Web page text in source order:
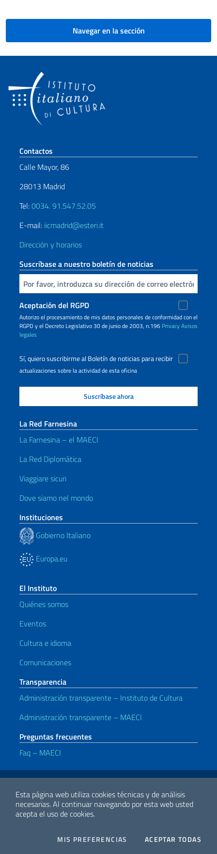
Esta página web utiliza cookies técnicas y de análisis
necesarias.Al continuar navegando por esta web usted
acepta el uso de cookies.
MIS PREFERENCIAS COOKIESACEPTAR TODAS
Navegar en la sección
Sezione footer
Contactos
Calle Mayor, 86
28013 Madrid
Tel:0034. 91.547.52.05
E-mail: iicmadrid@esteri.it
Dirección y horarios
Suscríbase a nuestro boletín de noticias
Inserta tu correo electronico
Aceptación del RGPD
Autorizo ​​el procesamiento de mis datos personales de conformidad con el
RGPD y el Decreto Legislativo 30 de junio de 2003, n.196 PrivacyAvisos
legales
Sí, quiero suscribirme al Boletín de noticias para recibir
actualizaciones sobre la actividad de esta oficina
La Red Farnesina
La Farnesina – el MAECI
La Red Diplomática
Viaggiare sicuri
Dove siamo nel mondo
Instituciones
Gobierno Italiano
Europa.eu
El Instituto
Quiénes somos
Eventos
Cultura e idioma
Comunicaciones
Transparencia
Administración transparente – Instituto de Cultura
Administración transparente – MAECI
Preguntas frecuentes
Faq – MAECI
Enlaces útiles
Cooperación Internacional